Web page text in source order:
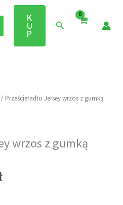
K
U
P
Szukaj
/ Prześcieradło Jersey wrzos z gumką
wrzos z gumką
Zakres